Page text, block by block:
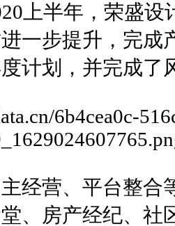
上半年，荣盛
一步提升，完成
计划，并完成了
6b4cea0c-
经营、平台整合
、房产经纪、社